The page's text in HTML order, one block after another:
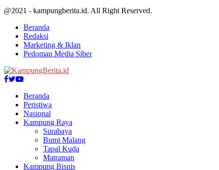
@2021 - kampungberita.id. All Right Reserved.
Beranda
Redaksi
Marketing & Iklan
Pedoman Media Siber
Facebook
Twitter
Youtube
Beranda
Peristiwa
Nasional
Kampung Raya
Surabaya
Bumi Malang
Tapal Kuda
Matraman
Kampung Bisnis